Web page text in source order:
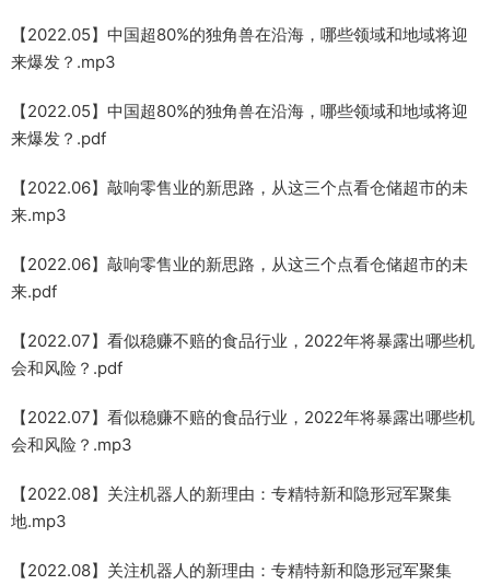
【2022.05】中国超80%的独角兽在沿海，哪些领域和地域将迎
来爆发？.mp3
【2022.05】中国超80%的独角兽在沿海，哪些领域和地域将迎
来爆发？.pdf
【2022.06】敲响零售业的新思路，从这三个点看仓储超市的未
来.mp3
【2022.06】敲响零售业的新思路，从这三个点看仓储超市的未
来.pdf
【2022.07】看似稳赚不赔的食品行业，2022年将暴露出哪些机
会和风险？.pdf
【2022.07】看似稳赚不赔的食品行业，2022年将暴露出哪些机
会和风险？.mp3
【2022.08】关注机器人的新理由：专精特新和隐形冠军聚集
地.mp3
【2022.08】关注机器人的新理由：专精特新和隐形冠军聚集